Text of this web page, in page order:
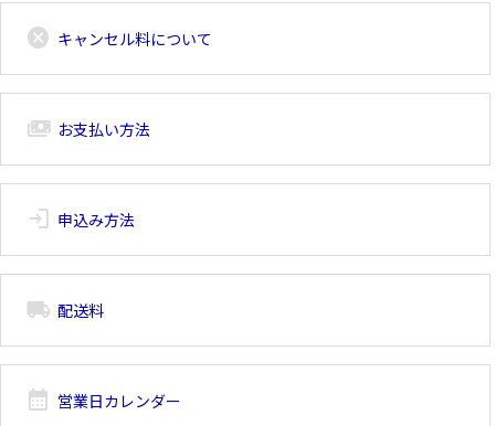
cancel キャンセル料について
payments お支払い方法
login 申込み方法
local_shipping 配送料
calendar_month 営業日カレンダー